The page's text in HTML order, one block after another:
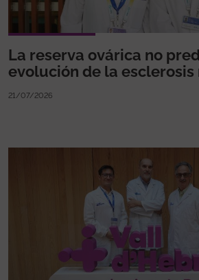
La reserva ovárica no
evolución de la
21/07/2026